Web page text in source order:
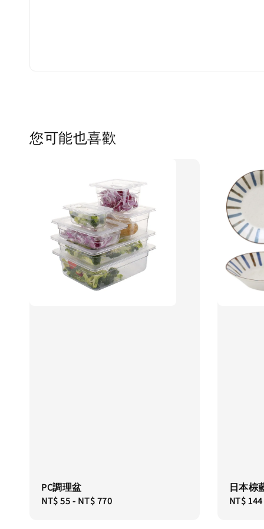
您可能也喜歡
PC調理盆
Regular
NT$ 55- NT$ 770
日本棕
Regular
NT$ 144